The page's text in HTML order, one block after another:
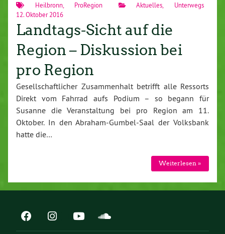
Heilbronn, ProRegion Aktuelles
Unterwegs
12. Oktober 2016
Landtags-Sicht auf die
Region – Diskussion bei
pro Region
Gesellschaftlicher Zusammenhalt betrifft alle Ressorts
Direkt vom Fahrrad aufs Podium – so begann für
Susanne die Veranstaltung bei pro Region am 11.
Oktober. In den Abraham-Gumbel-Saal der Volksbank
hatte die…
Weiterlesen »